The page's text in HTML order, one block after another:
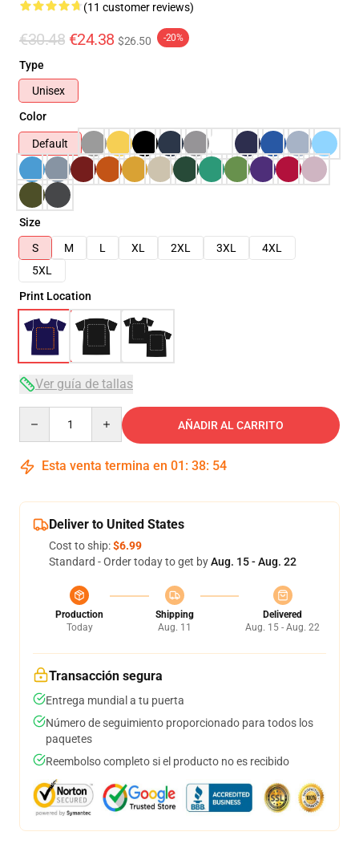
(11 customer reviews)
€30.48 €24.38 $26.50 -20%
Type
Unisex
Color
Default
Size
S
M L XL 2XL 3XL
4XL
5XL
Print Location
Ver guía de tallas
AÑADIR AL CARRITO
Esta venta termina en 01 : 38: 54
Deliver to United States
Cost to ship:$6.99
Standard - Order today to get byAug. 15 - Aug. 22
Production
Today
Shipping
Aug. 11
Delivered
Aug. 15 - Aug. 22
Transacción segura
Entrega mundial a tu puerta
Número de seguimiento proporcionado para todos los
paquetes
Reembolso completo si el producto no es recibido